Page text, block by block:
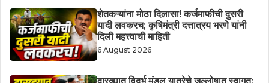
शेतकऱ्यांना मोठा दिलासा! कर्जमाफीची दुसरी
यादी लवकरच; कृषिमंत्री दत्तात्रय भरणे यांनी
दिली महत्त्वाची माहिती
6 August 2026
दारव्ह्यात विदर्भ मंडल यात्रेचे जल्लोषात स्वागत;